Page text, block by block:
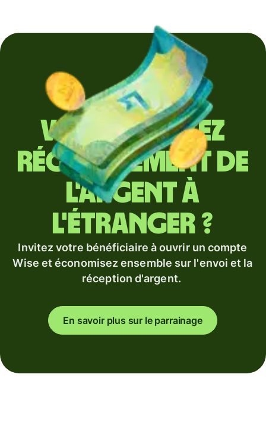
Vous envoyez
régulièrement de
l'argent à
l'étranger ?
Invitez votre bénéficiaire à ouvrir un compte
Wise et économisez ensemble sur l'envoi et la
réception d'argent.
En savoir plus sur le parrainage